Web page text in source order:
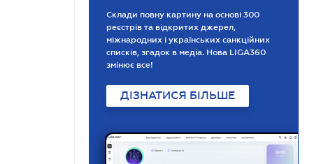
Склади повну картину на основі 300
реєстрів та відкритих джерел,
міжнародних і українських санкційних
списків, згадок в медіа. Нова LIGA360
змінює все!
ДІЗНАТИСЯ БІЛЬШЕ